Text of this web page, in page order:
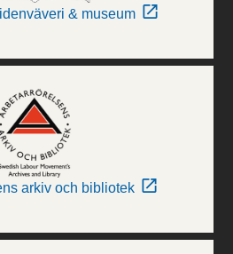
& museum
arkiv och bibliotek